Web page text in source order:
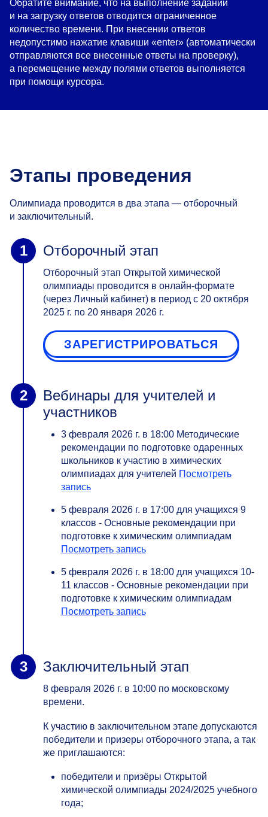
Обратите внимание, что на выполнение заданий
и на загрузку ответов отводится ограниченное
количество времени. При внесении ответов
недопустимо нажатие клавиши «enter» (автоматически
отправляются все внесенные ответы на проверку),
а перемещение между полями ответов выполняется
при помощи курсора.
Этапы проведения
Олимпиада проводится в два этапа — отборочный
и заключительный.
Отборочный этап
Отборочный этап Открытой химической
олимпиады проводится в онлайн-формате
(через Личный кабинет) в период с 20 октября
2025 г. по 20 января 2026 г.
ЗАРЕГИСТРИРОВАТЬСЯ
Вебинары для учителей и
участников
3 февраля 2026 г. в 18:00 Методические
рекомендации по подготовке одаренных
школьников к участию в химических
олимпиадах для учителей Посмотреть
запись
5 февраля 2026 г. в 17:00 для учащихся 9
классов - Основные рекомендации при
подготовке к химическим олимпиадам
Посмотреть запись
5 февраля 2026 г. в 18:00 для учащихся 10-
11 классов - Основные рекомендации при
подготовке к химическим олимпиадам
Посмотреть запись
Заключительный этап
8 февраля 2026 г. в 10:00 по московскому
времени.
К участию в заключительном этапе допускаются
победители и призеры отборочного этапа, а так
же приглашаются:
победители и призёры Открытой
химической олимпиады 2024/2025 учебного
года;